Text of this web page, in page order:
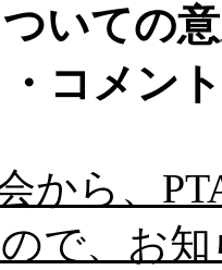
いての
・コメン
から、
で、お